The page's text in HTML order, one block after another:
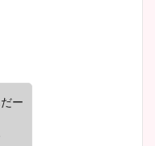
ー